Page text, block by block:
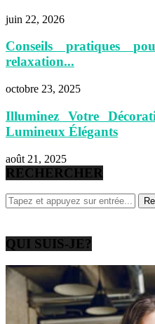
juin 22, 2026
Conseils pratiques
relaxation...
octobre 23, 2025
Illuminez Votre
Lumineux Élégants
août 21, 2025
RECHERCHER
QUI SUIS-JE?